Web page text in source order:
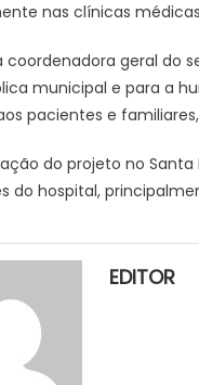
nas clínicas médicas
coordenadora geral do
municipal e para a
pacientes e
do projeto no
do hospital,
EDITOR